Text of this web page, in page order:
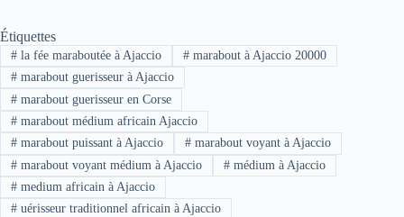
Étiquettes
#la fée maraboutée à Ajaccio #marabout à Ajaccio 20000
#marabout guerisseur à Ajaccio
#marabout guerisseur en Corse
#marabout médium africain Ajaccio
#marabout puissant à Ajaccio #marabout voyant à Ajaccio
#marabout voyant médium à Ajaccio #médium à Ajaccio
#medium africain à Ajaccio
#uérisseur traditionnel africain à Ajaccio